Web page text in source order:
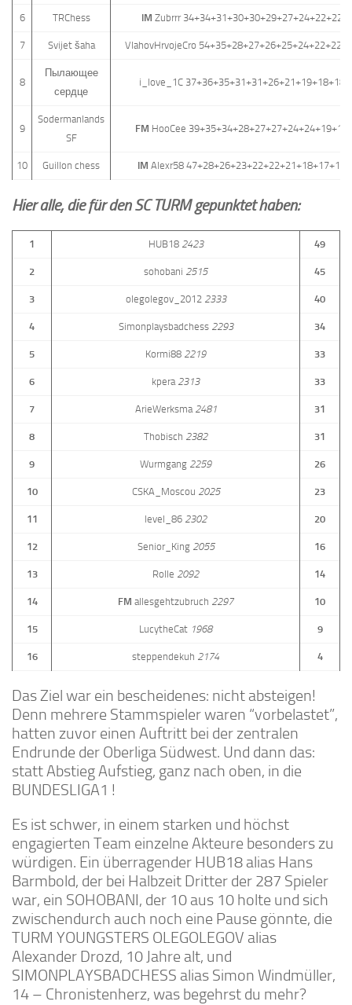
6 TRChess IM Zubrrr
7 Svijet šaha VlahovHrvojeCro
8
Пылающее
сердце
i_love_1C
9
Sodermanlands
SF
FM HooCee
10 Guillon chess IM Alexr58
Hier alle, die für den SC TURM gepunktet haben:
1 HUB182423 49
2 sohobani 2515 45
3 olegolegov_2012 2333 40
4 Simonplaysbadchess2293 34
5 Kormi88 2219 33
6 kpera 2313 33
7 ArieWerksma2481 31
8 Thobisch 2382 31
9 Wurmgang 2259 26
10 CSKA_Moscou 2025 23
11 level_86 2302 20
12 Senior_King2055 16
13 Rolle 2092 14
14 FM allesgehtzubruch 2297 10
15 LucytheCat 1968 9
16 steppendekuh 2174 4
Das Ziel war ein bescheidenes: nicht absteigen!
Denn mehrere Stammspieler waren “vorbelastet”,
hatten zuvor einen Auftritt bei der zentralen
Endrunde der Oberliga Südwest. Und dann das:
statt Abstieg Aufstieg, ganz nach oben, in die
BUNDESLIGA1 !
Es ist schwer, in einem starken und höchst
engagierten Team einzelne Akteure besonders zu
würdigen. Ein überragender HUB18 alias Hans
Barmbold, der bei Halbzeit Dritter der 287 Spieler
war, ein SOHOBANI, der 10 aus 10 holte und sich
zwischendurch auch noch eine Pause gönnte, die
TURM YOUNGSTERS OLEGOLEGOV alias
Alexander Drozd, 10 Jahre alt, und
SIMONPLAYSBADCHESS alias Simon Windmüller,
14 – Chronistenherz, was begehrst du mehr?